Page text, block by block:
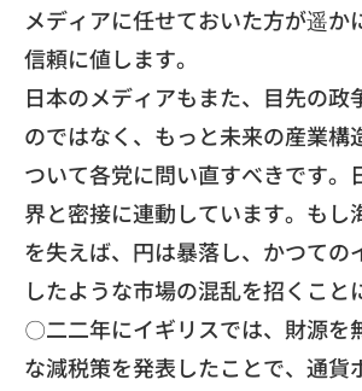
メディアに任せておいた方が遥か
信頼に値します。
日本のメディアもまた、目先の政
のではなく、 もっと未来の産業構
ついて各党に問い直すべきです。
界と密接に連動しています。 もし
を失えば、円は暴落し、 かつての
したような市場の混乱を招くこと
〇二二年にイギリスでは、 財源を
な減税策を発表したことで、 通貨